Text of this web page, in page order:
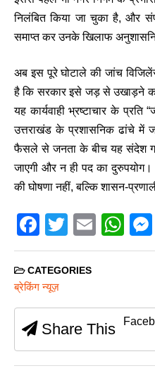
निलंबित किया जा चुका है, और
समाप्त कर उनके खिलाफ
अब इस पूरे घोटाले की जांच
है कि सरकार इसे जड़ से उखाड़ने का
यह कार्यवाही भ्रष्टाचार के प्रति
उत्तराखंड के प्रशासनिक ढांचे
फैसले से जनता के बीच यह संदेश
जाएगी और न ही पद का
की घोषणा नहीं, बल्कि शासन-
F
a
c
e
b
o
o
T
wi
tt
E
m
W
h
A
p
CATEGORIES
ब्रेकिंग न्यूज़
Share This